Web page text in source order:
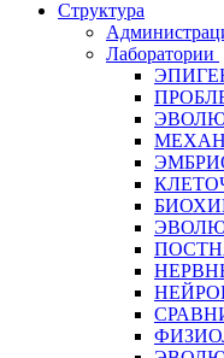
Структура
Лаборатории